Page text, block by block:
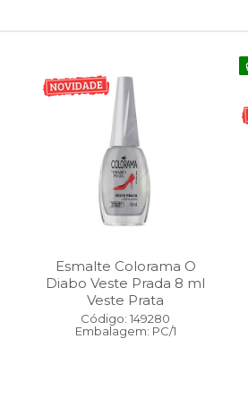
Esmalte Colorama O
Diabo Veste Prada 8 ml
Veste Prata
Código: 149280
Embalagem: PC/1